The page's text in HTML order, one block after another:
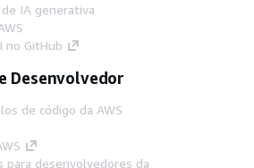
IA generativa
no GitHub
Desenvolvedor
de código da AWS
desenvolvedores da